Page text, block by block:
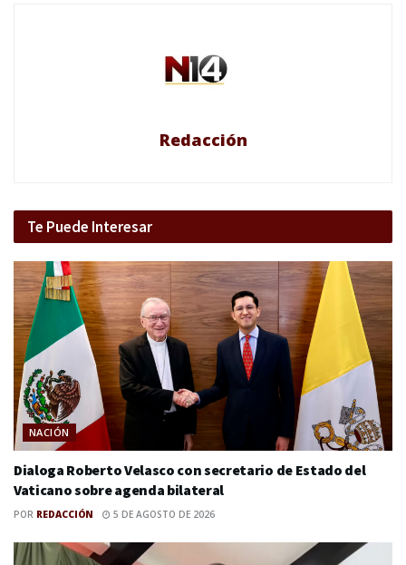
Redacción
Te Puede Interesar
NACIÓN
Dialoga Roberto Velasco con secretario de Estado del
Vaticano sobre agenda bilateral
POR REDACCIÓN 5 DE AGOSTO DE 2026